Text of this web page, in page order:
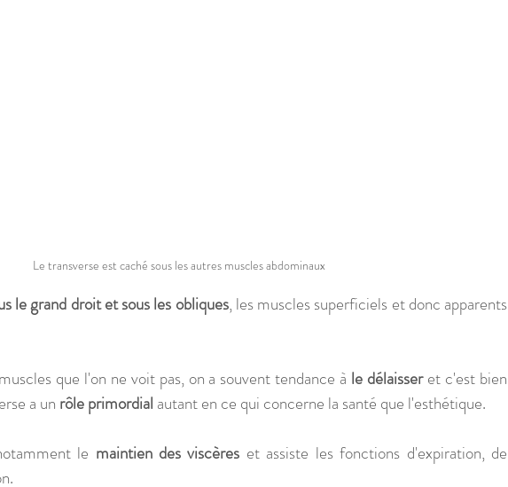
Le transverse est caché sous les autres muscles abdominaux
le grand droit et sous les obliques, les muscles superficiels et donc apparents
que l'on ne voit pas, on a souvent tendance à le délaisser et c'est bien
a un rôle primordial autant en ce qui concerne la santé que l'esthétique.
le maintien des viscères et assiste les fonctions d'expiration, de